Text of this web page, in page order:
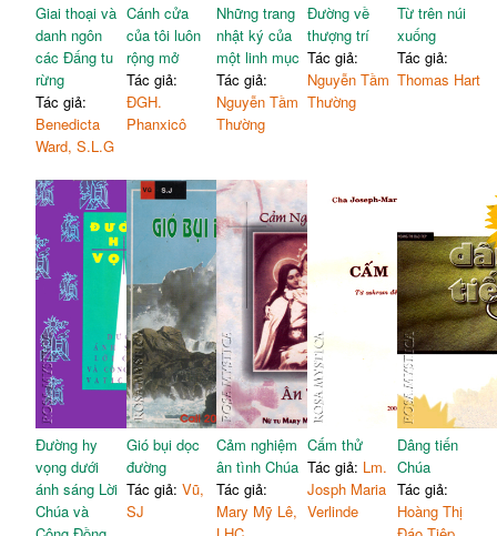
Giai thoại và
danh ngôn
các Đấng tu
rừng
Tác giả:
Benedicta
Ward, S.L.G
Cánh cửa
của tôi luôn
rộng mở
Tác giả:
ĐGH.
Phanxicô
Những trang
nhật ký của
một linh mục
Tác giả:
Nguyễn Tầm
Thường
Đường về
thượng trí
Tác giả:
Nguyễn Tầm
Thường
Từ trên núi
xuống
Tác giả:
Thomas Hart
Đường hy
vọng dưới
ánh sáng Lời
Chúa và
Gió bụi dọc
đường
Tác giả: Vũ,
SJ
Cảm nghiệm
ân tình Chúa
Tác giả:
Mary Mỹ Lê,
Cấm thử
Tác giả: Lm.
Josph Maria
Verlinde
Dâng tiến
Chúa
Tác giả:
Hoàng Thị